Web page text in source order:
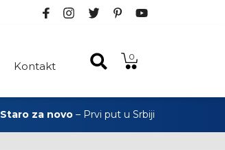
Kontakt
0
Staro za novo– Prvi put u Srbiji